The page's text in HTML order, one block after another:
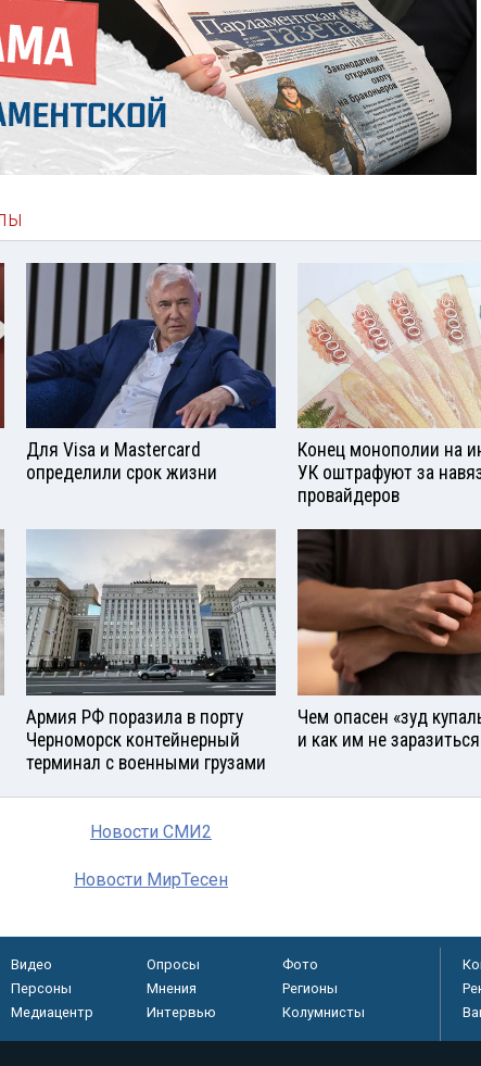
Для Visа и Mastercard
определили срок жизни
Конец монополии на
УК оштрафуют за
провайдеров
Армия РФ поразила в порту
Черноморск контейнерный
терминал с военными грузами
Чем опасен «зуд
и как им не заразиться
Новости СМИ2
Новости МирТесен
Видео Опросы
Фото
Персоны
Мнения
Регионы
Медиацентр
Интервью Колумнисты